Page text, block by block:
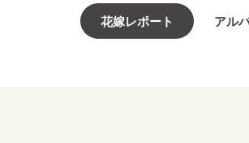
花嫁レポート アル